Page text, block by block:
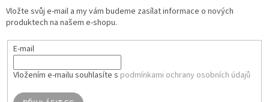
Vložte svůj e-mail a my vám budeme zasílat informace o nových
produktech na našem e-shopu.
E-mail
Vložením e-mailu souhlasíte s podmínkami ochrany osobních údajů